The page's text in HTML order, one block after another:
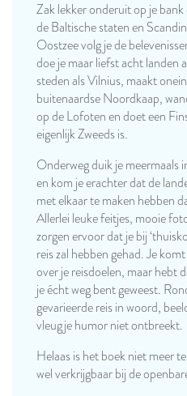
Zak lekker onderuit op je
de Baltische staten en
Oostzee volg je de
doe je maar liefst acht landen
steden als Vilnius, maakt
buitenaardse Noordkaap,
op de Lofoten en doet een
eigenlijk Zweeds is.
Onderweg duik je meermaals
en kom je erachter dat de
met elkaar te maken hebben
Allerlei leuke feitjes, mooie
zorgen ervoor dat je bij
reis zal hebben gehad. Je
over je reisdoelen, maar hebt
je écht weg bent geweest.
gevarieerde reis in woord,
vleugje humor niet ontbreekt.
Helaas is het boek niet meer
wel verkrijgbaar bij de